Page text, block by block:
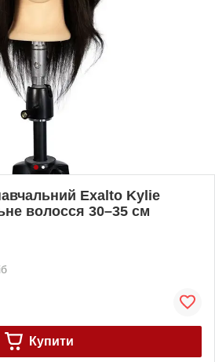
Exalto Kylie
волосся 30–35 см
Купити